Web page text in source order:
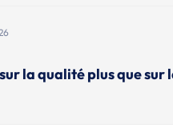
la qualité plus que sur